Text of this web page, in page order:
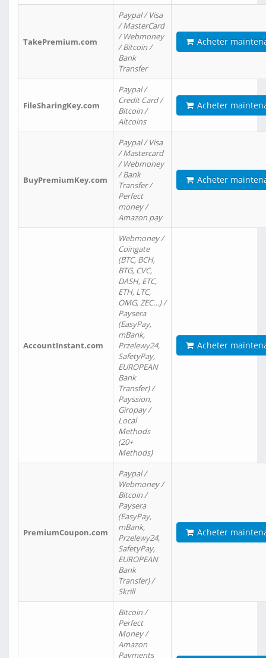
TakePremium.com
Paypal / Visa
/ MasterCard
/ Webmoney
/ Bitcoin /
Bank
Transfer
Acheter
FileSharingKey.com
Paypal /
Credit Card /
Bitcoin /
Altcoins
Acheter
BuyPremiumKey.com
Paypal / Visa
/ Mastercard
/ Webmoney
/ Bank
Transfer /
Perfect
money /
Amazon pay
Acheter
AccountInstant.com
Webmoney /
Coingate
(BTC, BCH,
BTG, CVC,
DASH, ETC,
ETH, LTC,
OMG, ZEC…) /
Paysera
(EasyPay,
mBank,
Przelewy24,
SafetyPay,
EUROPEAN
Bank
Transfer) /
Payssion,
Giropay /
Local
Methods
(20+
Methods)
Acheter
PremiumCoupon.com
Paypal /
Webmoney /
Bitcoin /
Paysera
(EasyPay,
mBank,
Przelewy24,
SafetyPay,
EUROPEAN
Bank
Transfer) /
Skrill
Acheter
Bitcoin /
Perfect
Money /
Amazon
Payments